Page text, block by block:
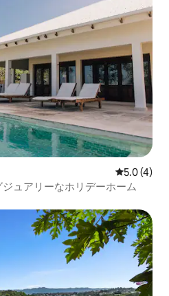
レビュー4
5.0 (4)
ュアリーなホリデーホーム